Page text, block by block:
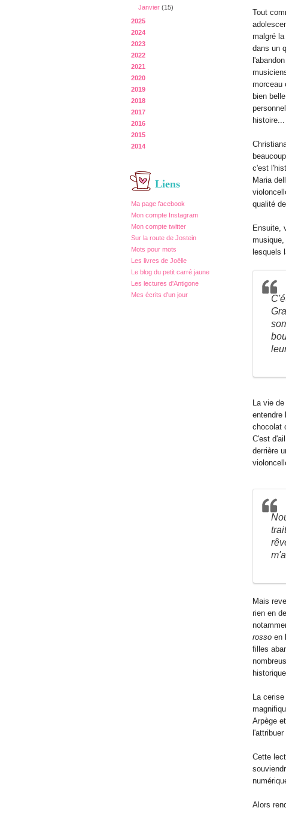
Janvier (15)
2025
2024
2023
2022
2021
2020
2019
2018
2017
2016
2015
2014
Liens
Ma page facebook
Mon compte Instagram
Mon compte twitter
Sur la route de Jostein
Mots pour mots
Les livres de Joëlle
Le blog du petit carré jaune
Les lectures d'Antigone
Mes écrits d'un jour
Tout
malgré
dans un
morceau
bien
histoire...
c'est
Maria
qualité
Ensuite,
lesquels
La vie
entendre
chocolat
C'est
derrière
Mais
rien en
rosso en
filles
La
Arpège
Cette
Alors